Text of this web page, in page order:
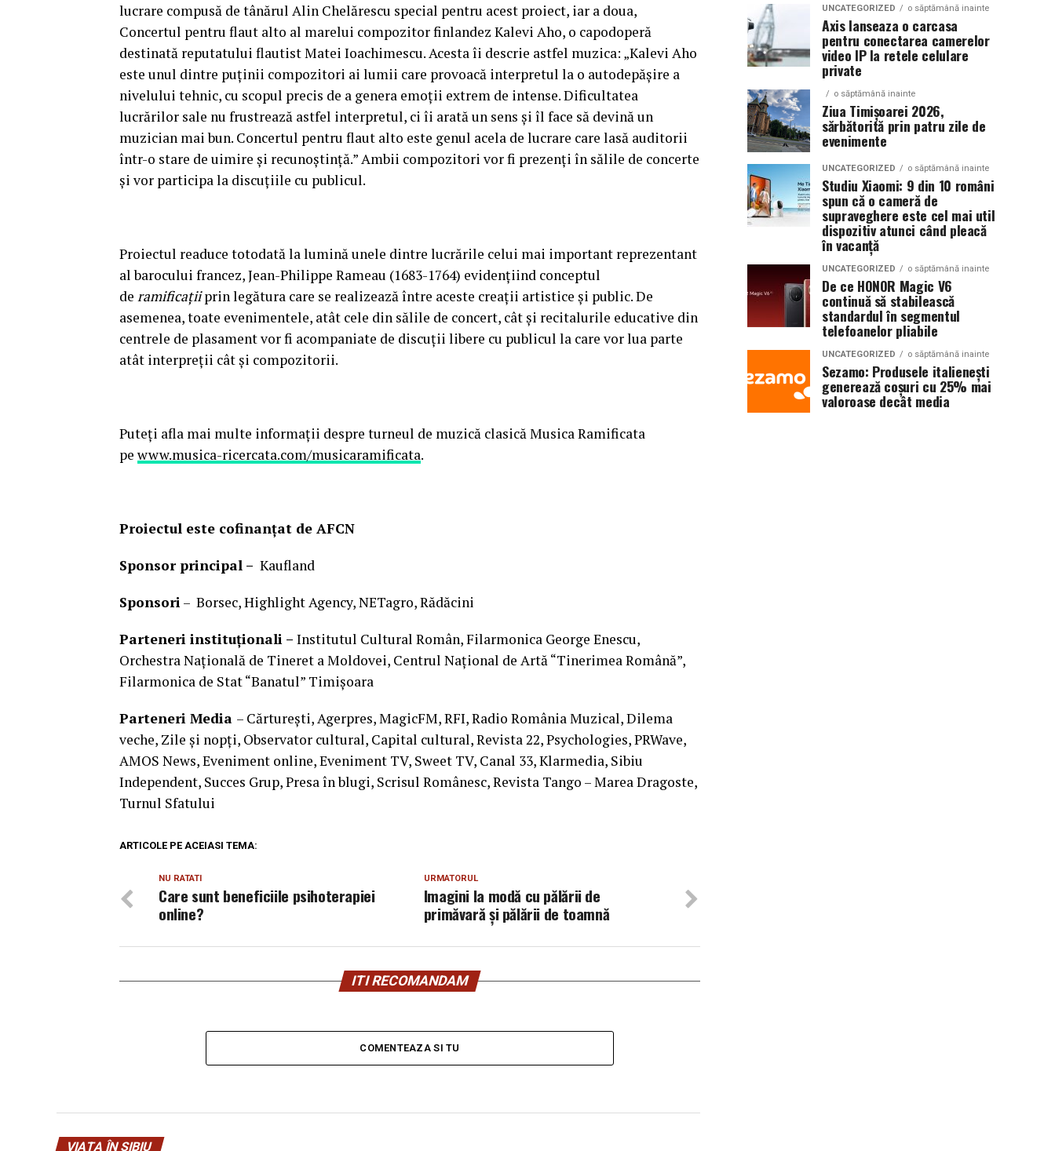
lucrare compusă de tânărul Alin Chelărescu special pentru acest proiect, iar a doua,
Concertul pentru flaut alto al marelui compozitor finlandez Kalevi Aho, o capodoperă
destinată reputatului flautist Matei Ioachimescu. Acesta îi descrie astfel muzica: „Kalevi Aho
este unul dintre puținii compozitori ai lumii care provoacă interpretul la o autodepășire a
nivelului tehnic, cu scopul precis de a genera emoții extrem de intense. Dificultatea
lucrărilor sale nu frustrează astfel interpretul, ci îi arată un sens și îl face să devină un
muzician mai bun. Concertul pentru flaut alto este genul acela de lucrare care lasă auditorii
într-o stare de uimire și recunoștință.” Ambii compozitori vor fi prezenți în sălile de concerte
și vor participa la discuțiile cu publicul.
Proiectul readuce totodată la lumină unele dintre lucrările celui mai important reprezentant
al barocului francez, Jean-Philippe Rameau (1683-1764) evidențiind conceptul
de ramificațiiprin legătura care se realizează între aceste creații artistice și public. De
asemenea, toate evenimentele, atât cele din sălile de concert, cât și recitalurile educative din
centrele de plasament vor fi acompaniate de discuții libere cu publicul la care vor lua parte
atât interpreții cât și compozitorii.
Puteți afla mai multe informații despre turneul de muzică clasică Musica Ramificata
pe www.musica-ricercata.com/musicaramificata.
Proiectul este cofinanțat de AFCN
Sponsor principal – Kaufland
Sponsori– Borsec, Highlight Agency, NETagro, Rădăcini
Parteneri instituționali – Institutul Cultural Român, Filarmonica George Enescu,
Orchestra Națională de Tineret a Moldovei, Centrul Național de Artă “Tinerimea Română”,
Filarmonica de Stat “Banatul” Timișoara
Parteneri Media – Cărturești, Agerpres, MagicFM, RFI, Radio România Muzical, Dilema
veche, Zile și nopți, Observator cultural, Capital cultural, Revista 22, Psychologies, PRWave,
AMOS News, Eveniment online, Eveniment TV, Sweet TV, Canal 33, Klarmedia, Sibiu
Independent, Succes Grup, Presa în blugi, Scrisul Românesc, Revista Tango – Marea Dragoste,
Turnul Sfatului
ARTICOLE PE ACEIASI TEMA:
URMATORUL
Imagini la modă cu pălării de
primăvară și pălării de toamnă
NU RATATI
Care sunt beneficiile psihoterapiei
online?
ITI RECOMANDAM
COMENTEAZA SI TU
VIAȚA ÎN SIBIU
UNCATEGORIZED o săptămână inainte
Axis lanseaza o carcasa
pentru conectarea camerelor
video IP la retele celulare
private
o săptămână inainte
Ziua Timișoarei 2026,
sărbătorită prin patru zile de
evenimente
UNCATEGORIZED o săptămână inainte
Studiu Xiaomi: 9 din 10 români
spun că o cameră de
supraveghere este cel mai util
dispozitiv atunci când pleacă
în vacanță
UNCATEGORIZED o săptămână inainte
De ce HONOR Magic V6
continuă să stabilească
standardul în segmentul
telefoanelor pliabile
UNCATEGORIZED o săptămână inainte
Sezamo: Produsele italienești
generează coșuri cu 25% mai
valoroase decât media